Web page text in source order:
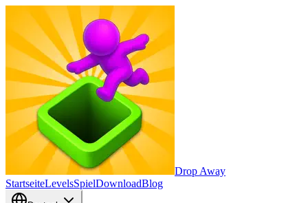
Drop Away
StartseiteLevelsSpielDownloadBlog